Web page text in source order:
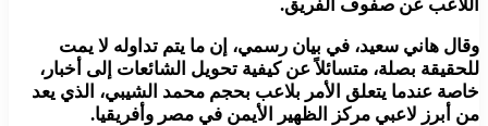
اللاعب عن صفوف الفريق.
وقال هاني سعيد، في بيان رسمي، إن ما يتم تداوله لا يمت
للحقيقة بصلة، متسائلاً عن كيفية تحويل الشائعات إلى أخبار،
خاصة عندما يتعلق الأمر بلاعب بحجم محمد الشيبي، الذي يعد
من أبرز لاعبي مركز الظهير الأيمن في مصر وأفريقيا.